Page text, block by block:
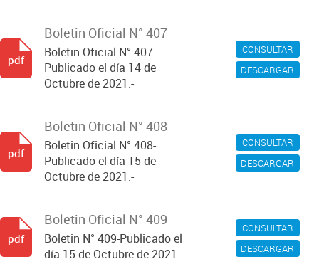
CONSULTAR
DESCARGAR
Boletin Oficial N° 407
Boletin Oficial N° 407-
Publicado el día 14 de
Octubre de 2021.-
pdf
CONSULTAR
DESCARGAR
Boletin Oficial N° 408
Boletin Oficial N° 408-
Publicado el día 15 de
Octubre de 2021.-
pdf
CONSULTAR
DESCARGAR
Boletin Oficial N° 409
Boletin N° 409-Publicado el
día 15 de Octubre de 2021.-
pdf